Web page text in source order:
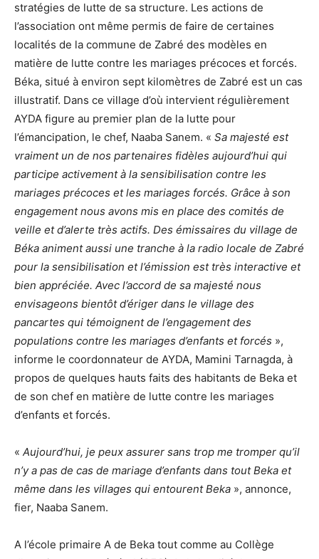
stratégies de lutte de sa structure. Les actions de
l’association ont même permis de faire de certaines
localités de la commune de Zabré des modèles en
matière de lutte contre les mariages précoces et forcés.
Béka, situé à environ sept kilomètres de Zabré est un cas
illustratif. Dans ce village d’où intervient régulièrement
AYDA figure au premier plan de la lutte pour
l’émancipation, le chef, Naaba Sanem. « Sa majesté est
vraiment un de nos partenaires fidèles aujourd’hui qui
participe activement à la sensibilisation contre les
mariages précoces et les mariages forcés. Grâce à son
engagement nous avons mis en place des comités de
veille et d’alerte très actifs. Des émissaires du village de
Béka animent aussi une tranche à la radio locale de Zabré
pour la sensibilisation et l’émission est très interactive et
bien appréciée. Avec l’accord de sa majesté nous
envisageons bientôt d’ériger dans le village des
pancartes qui témoignent de l’engagement des
populations contre les mariages d’enfants et forcés »,
informe le coordonnateur de AYDA, Mamini Tarnagda, à
propos de quelques hauts faits des habitants de Beka et
de son chef en matière de lutte contre les mariages
d’enfants et forcés.
« Aujourd’hui, je peux assurer sans trop me tromper qu’il
n’y a pas de cas de mariage d’enfants dans tout Beka et
même dans les villages qui entourent Beka », annonce,
fier, Naaba Sanem.
A l’école primaire A de Beka tout comme au Collège